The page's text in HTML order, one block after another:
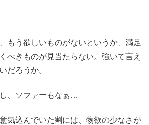
もう欲しいものがないというか、満足
べきものが見当たらない。強いて言え
だろうか。
し、ソファーもなぁ…
気込んでいた割には、物欲の少なさが